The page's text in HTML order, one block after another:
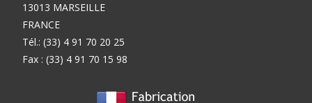
13013 MARSEILLE
FRANCE
Tél.: (33) 4 91 70 20 25
Fax : (33) 4 91 70 15 98